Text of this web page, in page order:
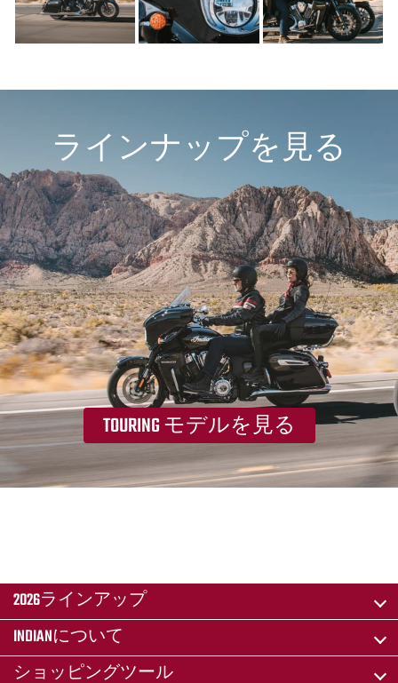
ラインナップを見る
TOURING モデルを見る
2026ラインアップ
INDIANについて
ショッピングツール